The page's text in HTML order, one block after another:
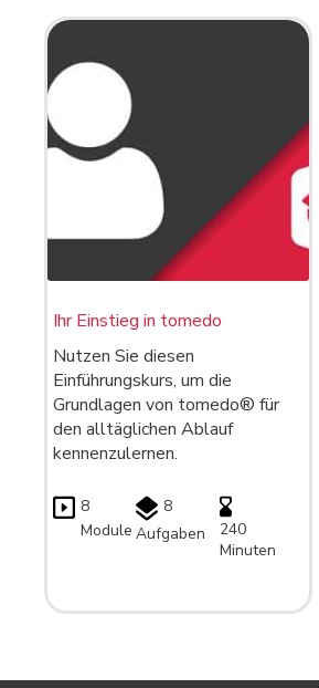
Ihr Einstieg in tomedo
Nutzen Sie diesen
Einführungskurs, um die
Grundlagen von tomedo® für
den alltäglichen Ablauf
kennenzulernen.
8
Module
8
Aufgaben
240
Minuten